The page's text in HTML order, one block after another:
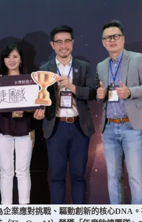
業應對挑戰、驅動創新的核心DNA